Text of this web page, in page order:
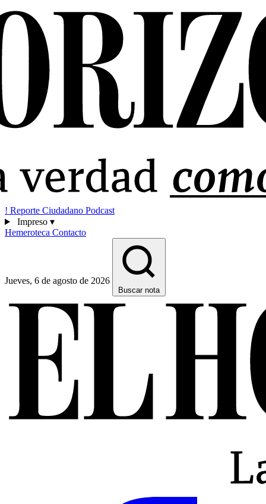
! Reporte Ciudadano Podcast
Impreso ▾
Hemeroteca Contacto
Jueves, 6 de agosto de 2026
Buscar nota